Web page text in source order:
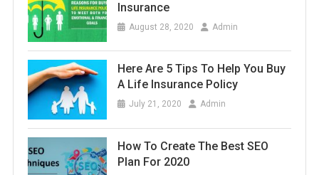
Insurance
August 28, 2020 Admin
Here Are 5 Tips To Help You Buy
A Life Insurance Policy
July 21, 2020 Admin
How To Create The Best SEO
Plan For 2020